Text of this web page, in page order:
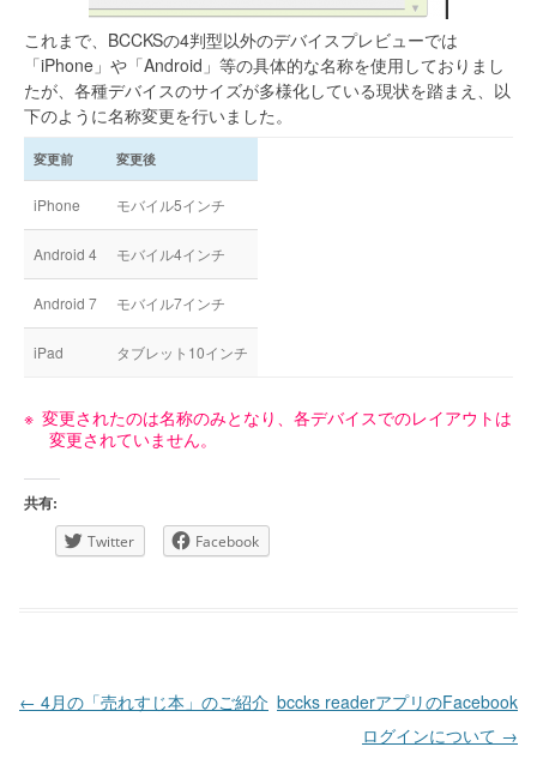
これまで、BCCKSの4判型以外のデバイスプレビューでは
「iPhone」や「Android」等の具体的な名称を使用しておりまし
たが、各種デバイスのサイズが多様化している現状を踏まえ、以
下のように名称変更を行いました。
変更前 変更後
iPhone モバイル5インチ
Android 4 モバイル4インチ
Android 7 モバイル7インチ
iPad タブレット10インチ
変更されたのは名称のみとなり、各デバイスでのレイアウトは
変更されていません。
共有:
Twitter Facebook
投稿ナビゲーション
← 4月の「売れすじ本」のご紹介 bccks readerアプリのFacebook
ログインについて →